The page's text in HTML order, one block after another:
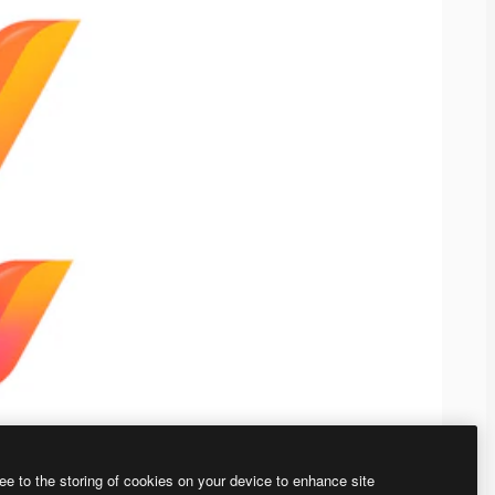
to the storing of cookies on your device to enhance site